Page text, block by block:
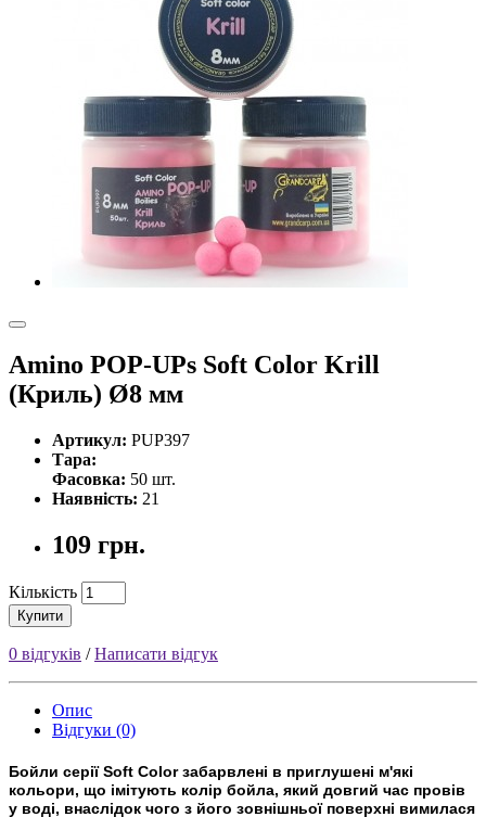
Amino POP-UPs Soft Color Krill
(Криль) Ø8 мм
Артикул: PUP397
Тара:
Фасовка: 50 шт.
Наявність: 21
109 грн.
Кількість
Купити
0 відгуків /Написати відгук
Опис
Відгуки (0)
Бойли серії Soft Color забарвлені в приглушені м'які
кольори, що імітують колір бойла, який довгий час провів
у воді, внаслідок чого з його зовнішньої поверхні вимилася